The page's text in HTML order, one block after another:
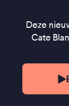
Deze
Cate